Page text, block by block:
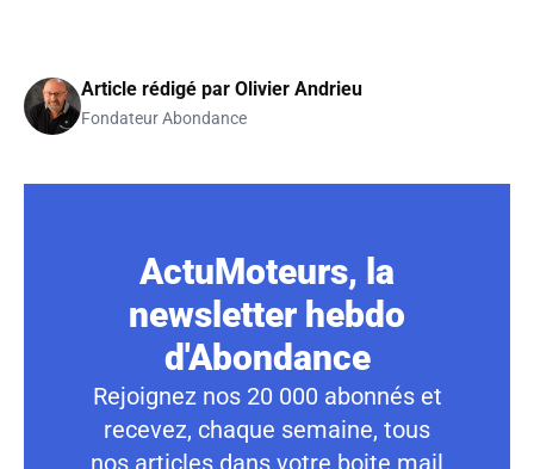
Article rédigé par Olivier Andrieu
Fondateur Abondance
ActuMoteurs, la
newsletter hebdo
d'Abondance
Rejoignez nos 20 000 abonnés et
recevez, chaque semaine, tous
nos articles dans votre boite mail